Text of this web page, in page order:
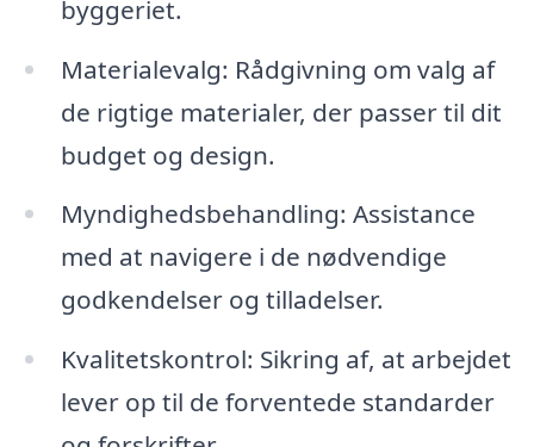
byggeriet.
Materialevalg: Rådgivning om valg af
de rigtige materialer, der passer til dit
budget og design.
Myndighedsbehandling: Assistance
med at navigere i de nødvendige
godkendelser og tilladelser.
Kvalitetskontrol: Sikring af, at arbejdet
lever op til de forventede standarder